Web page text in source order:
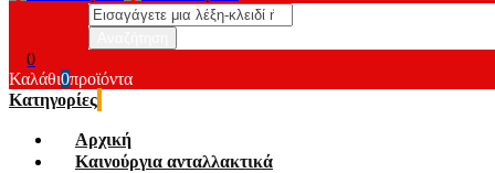
0
Καλάθι0προϊόντα
Κατηγορίες
Αρχική
Καινούργια ανταλλακτικά